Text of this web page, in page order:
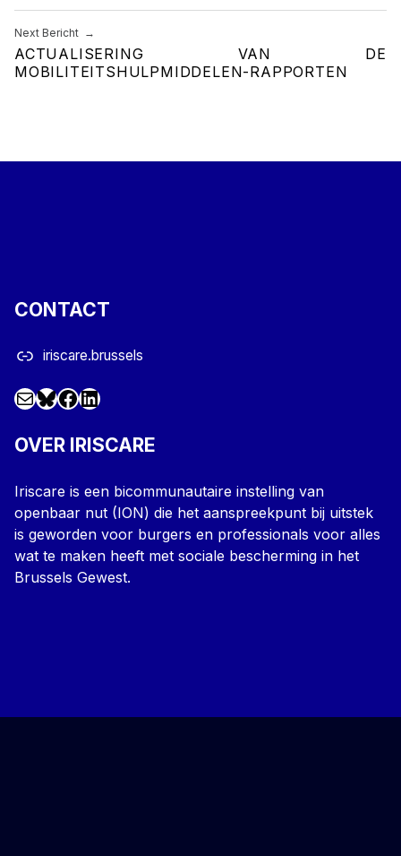
Next Bericht
ACTUALISERING VAN DE
MOBILITEITSHULPMIDDELEN-RAPPORTEN
CONTACT
iriscare.brussels
Mail
@iriscare.bsky.social Facebook LinkedIn
OVER IRISCARE
Iriscare is een bicommunautaire instelling van
openbaar nut (ION) die het aanspreekpunt bij uitstek
is geworden voor burgers en professionals voor alles
wat te maken heeft met sociale bescherming in het
Brussels Gewest.